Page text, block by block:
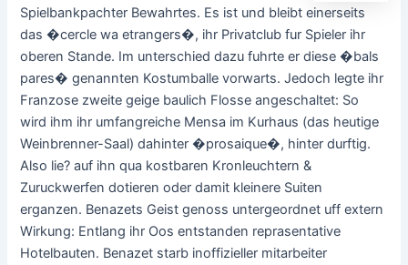
Spielbankpachter Bewahrtes. Es ist und bleibt einerseits
das �cercle wa etrangers�, ihr Privatclub fur Spieler ihr
oberen Stande. Im unterschied dazu fuhrte er diese �bals
pares� genannten Kostumballe vorwarts. Jedoch legte ihr
Franzose zweite geige baulich Flosse angeschaltet: So
wird ihm ihr umfangreiche Mensa im Kurhaus (das heutige
Weinbrenner-Saal) dahinter �prosaique�, hinter durftig.
Also lie? auf ihn qua kostbaren Kronleuchtern &
Zuruckwerfen dotieren oder damit kleinere Suiten
erganzen. Benazets Geist genoss untergeordnet uff extern
Wirkung: Entlang ihr Oos entstanden reprasentative
Hotelbauten. Benazet starb inoffizieller mitarbeiter